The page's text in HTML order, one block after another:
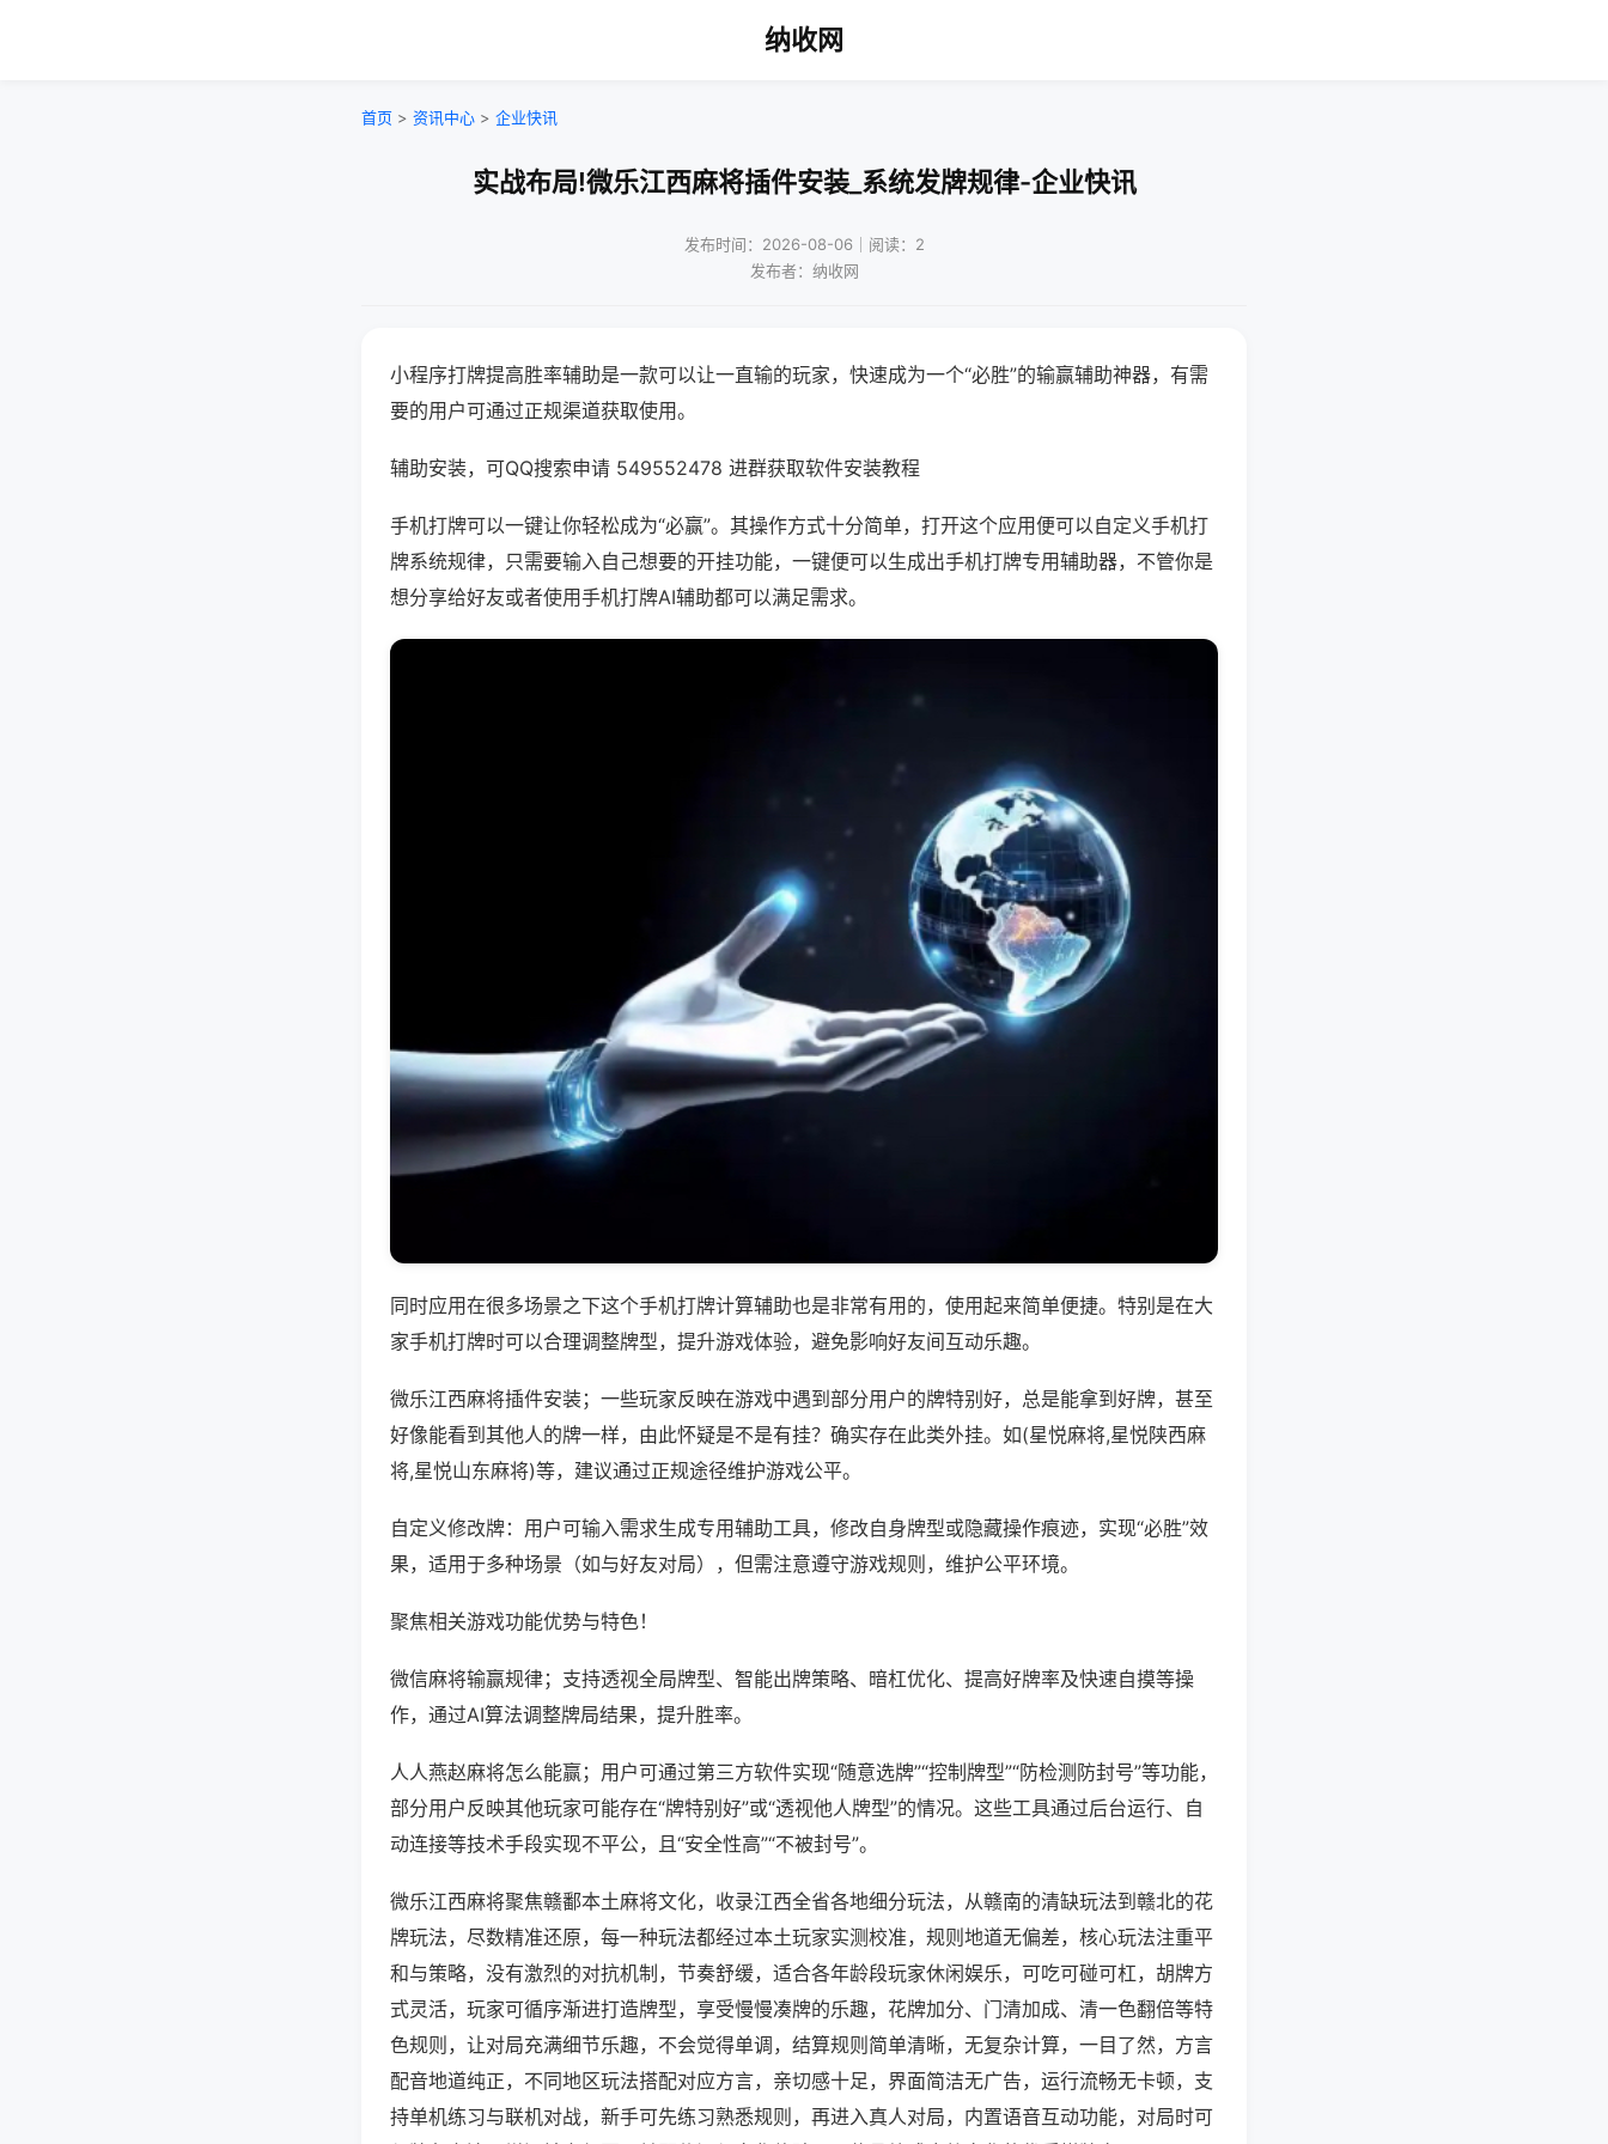
纳收网
首页 > 资讯中心 > 企业快讯
实战布局!微乐江西麻将插件安装_系统发牌规律-企业快讯
发布时间：2026-08-06｜阅读：2
发布者：纳收网
小程序打牌提高胜率辅助是一款可以让一直输的玩家，快速成为一个“必胜”的输赢辅助神器，有需
要的用户可通过正规渠道获取使用。
辅助安装，可QQ搜索申请 549552478 进群获取软件安装教程
手机打牌可以一键让你轻松成为“必赢”。其操作方式十分简单，打开这个应用便可以自定义手机打
牌系统规律，只需要输入自己想要的开挂功能，一键便可以生成出手机打牌专用辅助器，不管你是
想分享给好友或者使用手机打牌AI辅助都可以满足需求。
同时应用在很多场景之下这个手机打牌计算辅助也是非常有用的，使用起来简单便捷。特别是在大
家手机打牌时可以合理调整牌型，提升游戏体验，避免影响好友间互动乐趣。
微乐江西麻将插件安装；一些玩家反映在游戏中遇到部分用户的牌特别好，总是能拿到好牌，甚至
好像能看到其他人的牌一样，由此怀疑是不是有挂？确实存在此类外挂。如(星悦麻将,星悦陕西麻
将,星悦山东麻将)等，建议通过正规途径维护游戏公平。
自定义修改牌：用户可输入需求生成专用辅助工具，修改自身牌型或隐藏操作痕迹，实现“必胜”效
果，适用于多种场景（如与好友对局），但需注意遵守游戏规则，维护公平环境。
聚焦相关游戏功能优势与特色！
微信麻将输赢规律；支持透视全局牌型、智能出牌策略、暗杠优化、提高好牌率及快速自摸等操
作，通过AI算法调整牌局结果，提升胜率。
人人燕赵麻将怎么能赢；用户可通过第三方软件实现“随意选牌”“控制牌型”“防检测防封号”等功能，
部分用户反映其他玩家可能存在“牌特别好”或“透视他人牌型”的情况。这些工具通过后台运行、自
动连接等技术手段实现不平公，且“安全性高”“不被封号”。
微乐江西麻将聚焦赣鄱本土麻将文化，收录江西全省各地细分玩法，从赣南的清缺玩法到赣北的花
牌玩法，尽数精准还原，每一种玩法都经过本土玩家实测校准，规则地道无偏差，核心玩法注重平
和与策略，没有激烈的对抗机制，节奏舒缓，适合各年龄段玩家休闲娱乐，可吃可碰可杠，胡牌方
式灵活，玩家可循序渐进打造牌型，享受慢慢凑牌的乐趣，花牌加分、门清加成、清一色翻倍等特
色规则，让对局充满细节乐趣，不会觉得单调，结算规则简单清晰，无复杂计算，一目了然，方言
配音地道纯正，不同地区玩法搭配对应方言，亲切感十足，界面简洁无广告，运行流畅无卡顿，支
持单机练习与联机对战，新手可先练习熟悉规则，再进入真人对局，内置语音互动功能，对局时可